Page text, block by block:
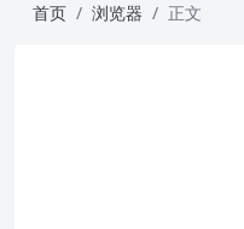
首页 浏览器 正文